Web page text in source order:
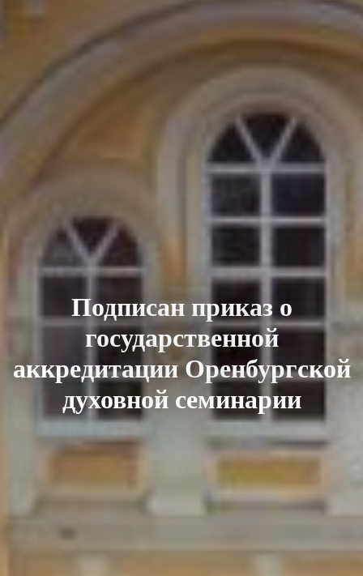
Подписан приказ о
государственной
аккредитации Оренбургской
духовной семинарии